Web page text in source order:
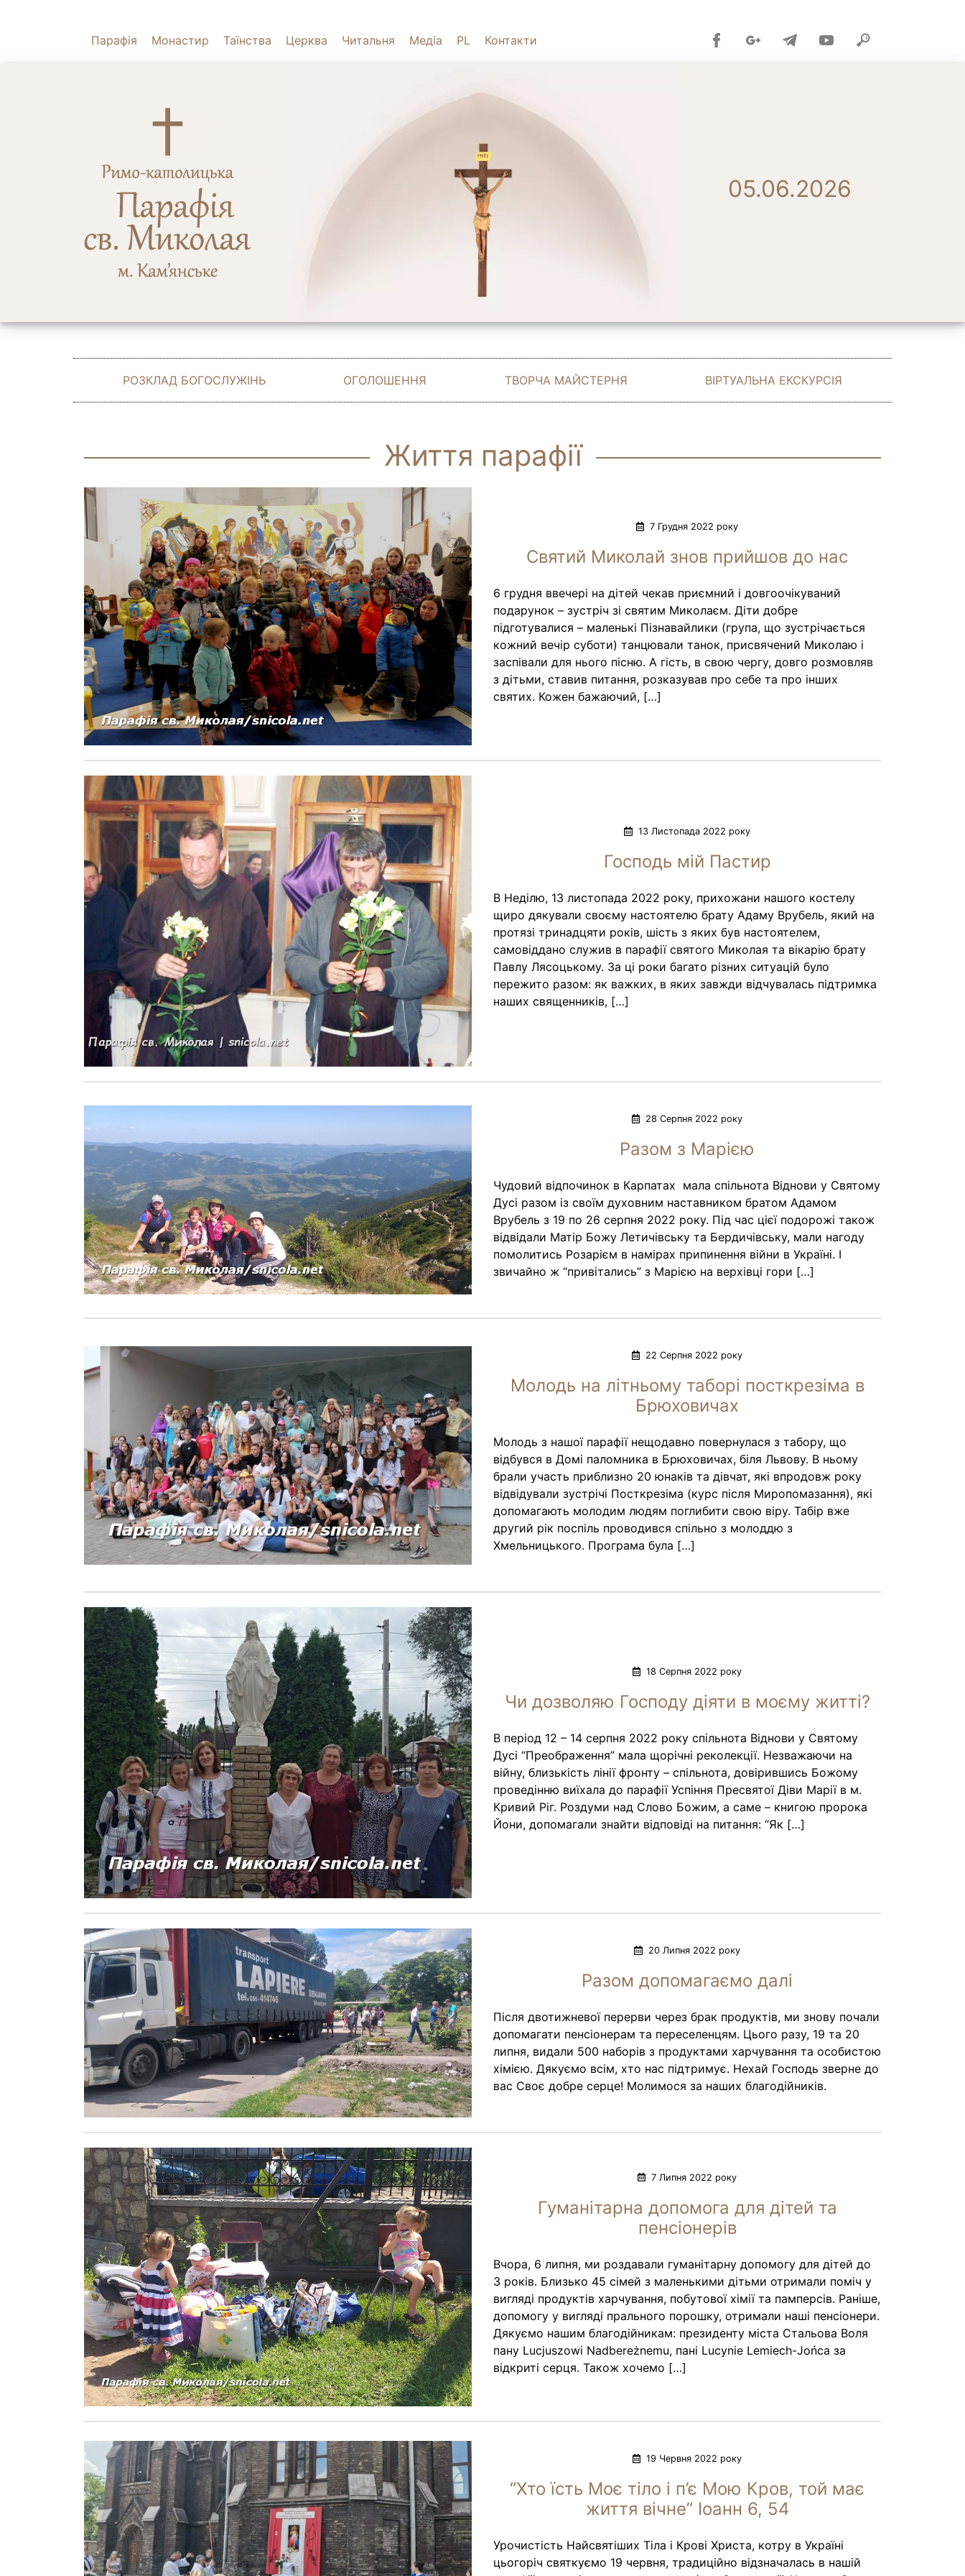
Парафія Монастир Таїнства Церква Читальня Медіа PL Контакти
05.06.2026
РОЗКЛАД БОГОСЛУЖІНЬ ОГОЛОШЕННЯ ТВОРЧА МАЙСТЕРНЯ ВІРТУАЛЬНА ЕКСКУРСІЯ
Життя парафії
7 Грудня 2022 року
Святий Миколай знов прийшов до нас
6 грудня ввечері на дітей чекав приємний і довгоочікуваний
подарунок – зустріч зі святим Миколаєм. Діти добре
підготувалися – маленькі Пізнавайлики (група, що зустрічається
кожний вечір суботи) танцювали танок, присвячений Миколаю і
заспівали для нього пісню. А гість, в свою чергу, довго розмовляв
з дітьми, ставив питання, розказував про себе та про інших
святих. Кожен бажаючий, […]
13 Листопада 2022 року
Господь мій Пастир
В Неділю, 13 листопада 2022 року, прихожани нашого костелу
щиро дякували своєму настоятелю брату Адаму Врубель, який на
протязі тринадцяти років, шість з яких був настоятелем,
самовіддано служив в парафії святого Миколая та вікарію брату
Павлу Лясоцькому. За ці роки багато різних ситуацій було
пережито разом: як важких, в яких завжди відчувалась підтримка
наших священників, […]
28 Серпня 2022 року
Разом з Марією
Чудовий відпочинок в Карпатах мала спільнота Віднови у Святому
Дусі разом із своїм духовним наставником братом Адамом
Врубель з 19 по 26 серпня 2022 року. Під час цієї подорожі також
відвідали Матір Божу Летичівську та Бердичівську, мали нагоду
помолитись Розарієм в намірах припинення війни в Україні. І
звичайно ж “привітались” з Марією на верхівці гори […]
22 Серпня 2022 року
Молодь на літньому таборі посткрезіма в
Брюховичах
Молодь з нашої парафії нещодавно повернулася з табору, що
відбувся в Домі паломника в Брюховичах, біля Львову. В ньому
брали участь приблизно 20 юнаків та дівчат, які впродовж року
відвідували зустрічі Посткрезіма (курс після Миропомазання), які
допомагають молодим людям поглибити свою віру. Табір вже
другий рік поспіль проводився спільно з молоддю з
Хмельницького. Програма була […]
18 Серпня 2022 року
Чи дозволяю Господу діяти в моєму житті?
В період 12 – 14 серпня 2022 року спільнота Віднови у Святому
Дусі “Преображення” мала щорічні реколекції. Незважаючи на
війну, близькість лінії фронту – спільнота, довірившись Божому
проведінню виїхала до парафії Успіння Пресвятої Діви Марії в м.
Кривий Ріг. Роздуми над Слово Божим, а саме – книгою пророка
Йони, допомагали знайти відповіді на питання: “Як […]
20 Липня 2022 року
Разом допомагаємо далі
Після двотижневої перерви через брак продуктів, ми знову почали
допомагати пенсіонерам та переселенцям. Цього разу, 19 та 20
липня, видали 500 наборів з продуктами харчування та особистою
хімією. Дякуємо всім, хто нас підтримує. Нехай Господь зверне до
вас Своє добре серце! Молимося за наших благодійників.
7 Липня 2022 року
Гуманітарна допомога для дітей та
пенсіонерів
Вчора, 6 липня, ми роздавали гуманітарну допомогу для дітей до
3 років. Близько 45 сімей з маленькими дітьми отримали поміч у
вигляді продуктів харчування, побутової хімії ​​та памперсів. Раніше,
допомогу у вигляді прального порошку, отримали наші пенсіонери.
Дякуємо нашим благодійникам: президенту міста Стальова Воля
пану Lucjuszowi Nadbereżnemu, пані Lucynie Lemiech-Jońca за
відкриті серця. Також хочемо […]
19 Червня 2022 року
“Хто їсть Моє тіло і п’є Мою Кров, той має
життя вічне” Іоанн 6, 54
Урочистість Найсвятіших Тіла і Крові Христа, котру в Україні
цьогоріч святкуємо 19 червня, традиційно відзначалась в нашій